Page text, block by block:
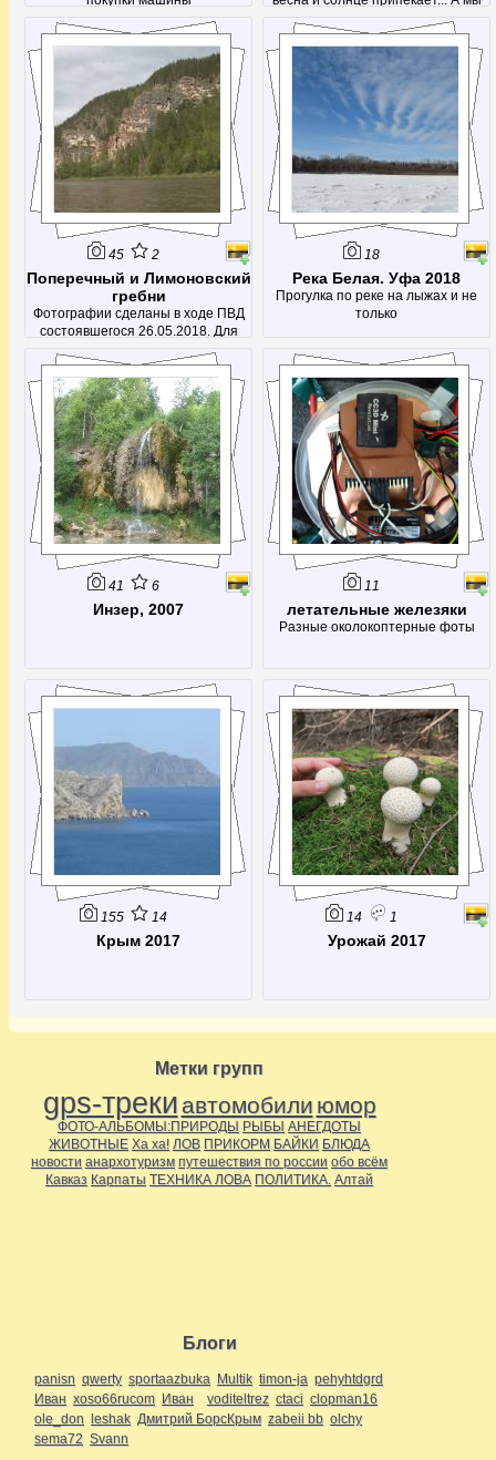
идем на лыжах за шашлыками...
45 2
Поперечный и Лимоновский
гребни
Фотографии сделаны в ходе ПВД
состоявшегося 26.05.2018. Для
съемок Поперечного гребня
(точнее комплекса) был проделан
небольшой сплав от Сикияз-
Тамака до Лаклов. Места красивые,
так что рекомендую.
18
Река Белая. Уфа 2018
Прогулка по реке на лыжах и не
только
41 6
Инзер, 2007
11
летательные железяки
Разные околокоптерные фоты
155 14
Крым 2017
14 1
Урожай 2017
Метки групп
gps-треки автомобили юмор
ФОТО-АЛЬБОМЫ:ПРИРОДЫ РЫБЫ АНЕГДОТЫ
ЖИВОТНЫЕ Ха ха! ЛОВ ПРИКОРМ БАЙКИ БЛЮДА
новости анархотуризм путешествия по россии обо всём
Кавказ Карпаты ТЕХНИКА ЛОВА ПОЛИТИКА. Алтай
Блоги
panisn qwerty sportaazbuka Multik timon-ja pehyhtdgrd
Иван xoso66rucom Иван voditeltrez ctaci clopman16
ole_don leshak Дмитрий БорсКрым zabeii bb olchy
sema72 Svann